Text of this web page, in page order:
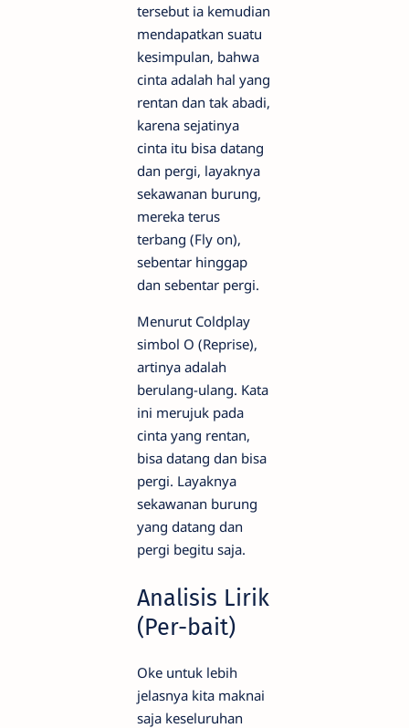
tersebut ia kemudian
mendapatkan suatu
kesimpulan, bahwa
cinta adalah hal yang
rentan dan tak abadi,
karena sejatinya
cinta itu bisa datang
dan pergi, layaknya
sekawanan burung,
mereka terus
terbang (Fly on),
sebentar hinggap
dan sebentar pergi.
Menurut Coldplay
simbol O (Reprise),
artinya adalah
berulang-ulang. Kata
ini merujuk pada
cinta yang rentan,
bisa datang dan bisa
pergi. Layaknya
sekawanan burung
yang datang dan
pergi begitu saja.
Analisis Lirik
(Per-bait)
Oke untuk lebih
jelasnya kita maknai
saja keseluruhan